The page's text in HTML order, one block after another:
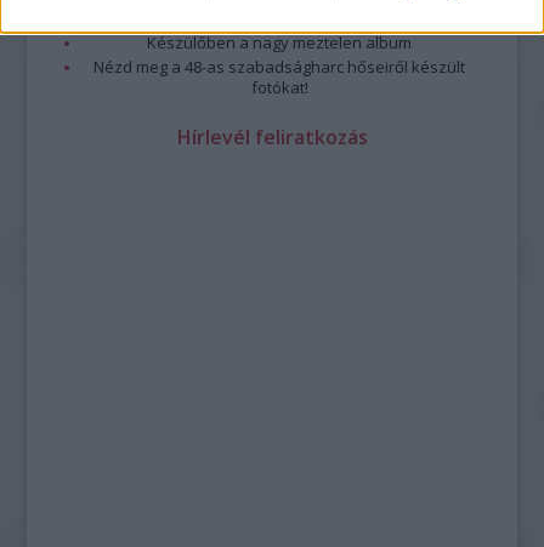
Készülőben a nagy meztelen album
Nézd meg a 48-as szabadságharc hőseiről készült
fotókat!
Hírlevél feliratkozás